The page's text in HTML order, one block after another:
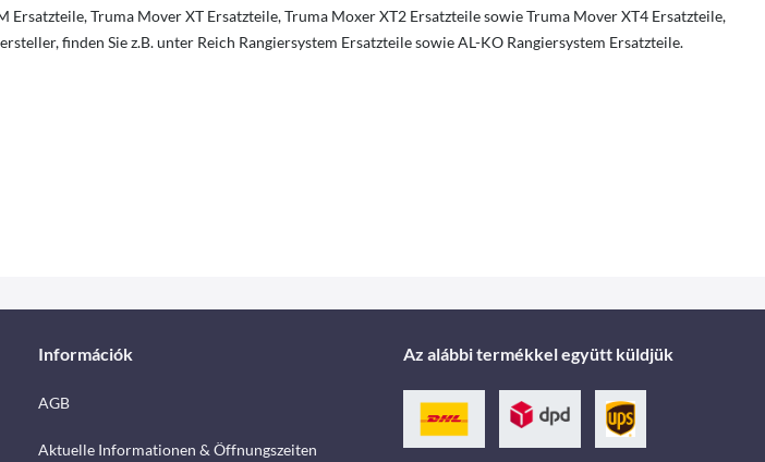
Truma Mover XT Ersatzteile, Truma Moxer XT2 Ersatzteile sowie Truma Mover XT4 Ersatzteile,
finden Sie z.B. unter Reich Rangiersystem Ersatzteile sowie AL-KO Rangiersystem Ersatzteile.
Információk
AGB
Aktuelle Informationen & Öffnungszeiten
Az alábbi termékkel együtt küldjük